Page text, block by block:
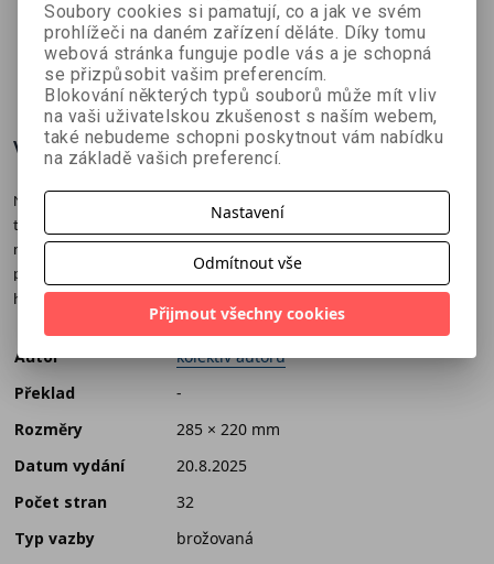
plánovací
kalendář
2026
kolektiv autorů
179 Kč 199 Kč
kalendář
2026 -
prázdný
kolektiv autorů
179 Kč 199 Kč
kalendář
2026
Filip Škoda
152 Kč
Více o knize
Nástěnný kalendář s bojovými ilustracemi druhoválečné vojenské
techniky od magazínu II. světová. Všechny měsíce na tvrdém papíru,
rozložený formát 285×440 mm. Navíc i prosinec 2025! Svátky,
prázdniny, významné dny + seznam českých a slovenských vojensko-
historických akcí. Novinka od autorů magazínu II. světová!
Autor
kolektiv autorů
Překlad
-
Rozměry
285 × 220 mm
Datum vydání
20.8.2025
Počet stran
32
Typ vazby
brožovaná
Soubory cookies si pamatují, co a jak ve svém
prohlížeči na daném zařízení děláte. Díky tomu
webová stránka funguje podle vás a je schopná
se přizpůsobit vašim preferencím.
Blokování některých typů souborů může mít vliv
na vaši uživatelskou zkušenost s naším webem,
také nebudeme schopni poskytnout vám nabídku
na základě vašich preferencí.
Nastavení
Odmítnout vše
Přijmout všechny cookies